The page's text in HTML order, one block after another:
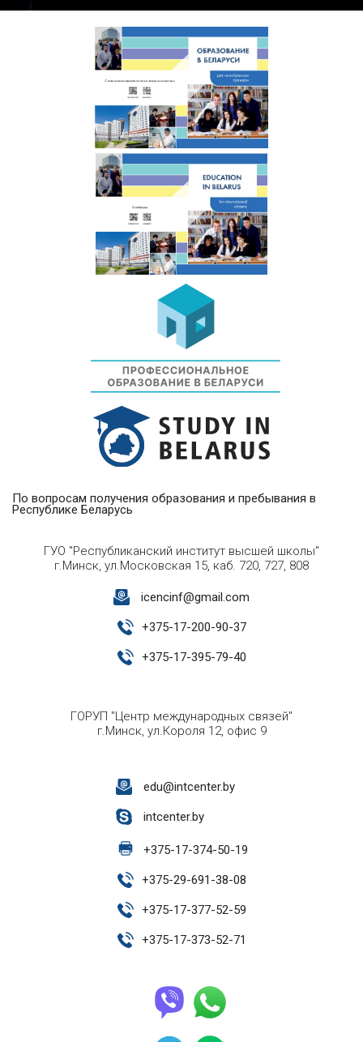
По вопросам получения образования и пребывания в
Республике Беларусь
ГУО "Республиканский институт высшей школы"
г.Минск, ул.Московская 15, каб. 720, 727, 808
icencinf@gmail.com
+375-17-200-90-37
+375-17-395-79-40
ГОРУП "Центр международных связей"
г.Минск, ул.Короля 12, офис 9
edu@intcenter.by
intcenter.by
+375-17-374-50-19
+375-29-691-38-08
+375-17-377-52-59
+375-17-373-52-71